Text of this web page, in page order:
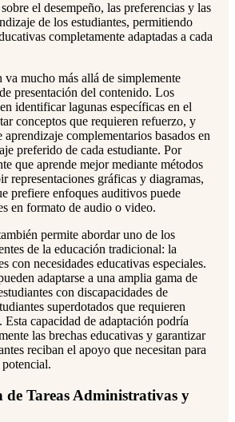
el desempeño, las preferencias y las
de los estudiantes, permitiendo
completamente adaptadas a cada
va mucho más allá de simplemente
presentación del contenido. Los
identificar lagunas específicas en el
conceptos que requieren refuerzo, y
aprendizaje complementarios basados en
preferido de cada estudiante. Por
que aprende mejor mediante métodos
representaciones gráficas y diagramas,
prefiere enfoques auditivos puede
en formato de audio o video.
permite abordar uno de los
de la educación tradicional: la
con necesidades educativas especiales.
adaptarse a una amplia gama de
con discapacidades de
superdotados que requieren
Esta capacidad de adaptación podría
las brechas educativas y garantizar
reciban el apoyo que necesitan para
de Tareas Administrativas y